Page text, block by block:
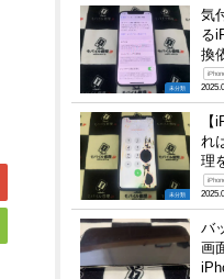
未分類
気
る
換
未分類
れ
理
バ
画